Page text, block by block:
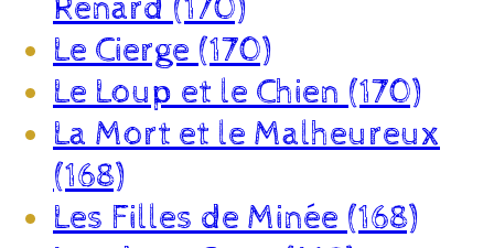
Renard (170)
Le Cierge (170)
Le Loup et le Chien (170)
La Mort et le Malheureux
(168)
Les Filles de Minée (168)